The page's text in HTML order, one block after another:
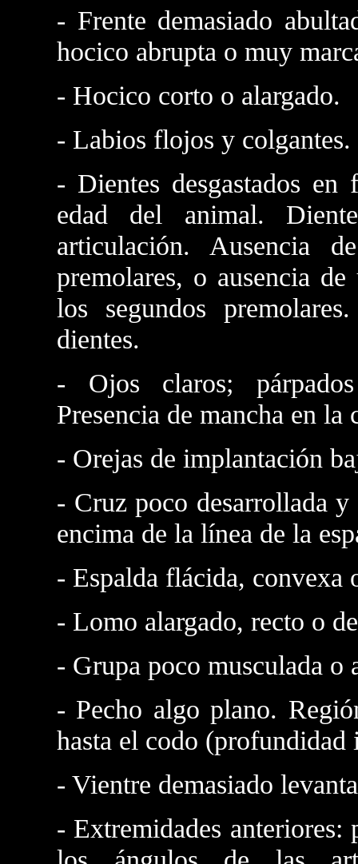
- Frente demasiado
hocico abrupta o muy
- Hocico corto o alargado.
- Labios flojos y colgantes.
- Dientes desgastados
edad del animal.
articulación. Ausencia
premolares, o ausencia
los segundos
dientes.
- Ojos claros;
Presencia de mancha en la
- Orejas de implantación
- Cruz poco desarrollada
encima de la línea de la
- Espalda flácida, convexa
- Lomo alargado, recto o
- Grupa poco musculada o
- Pecho algo plano.
hasta el codo (profundidad
- Vientre demasiado
- Extremidades anteriores: